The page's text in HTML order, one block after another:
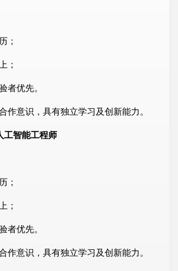
；
；
者优先。
作意识，具有独立学习及创新能力。
工智能工程师
；
；
者优先。
作意识，具有独立学习及创新能力。